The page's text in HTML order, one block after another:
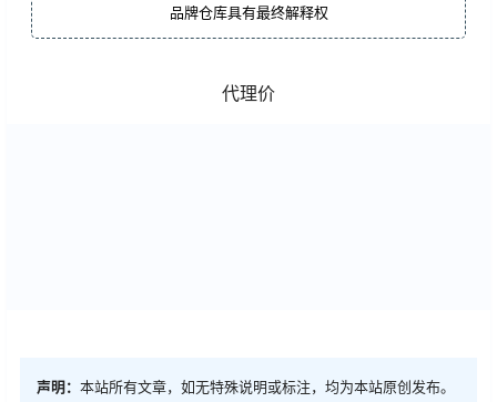
品牌仓库具有最终解释权
代理价
声明： 本站所有文章，如无特殊说明或标注，均为本站原创发布。